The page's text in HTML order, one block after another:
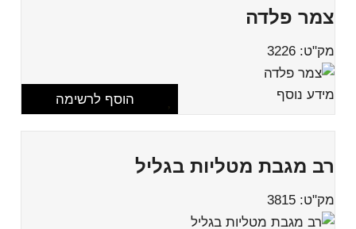
צמר פלדה
מק"ט: 3226
מידע נוסף הוסף לרשימה
רב מגבת מטליות בגליל
מק"ט: 3815